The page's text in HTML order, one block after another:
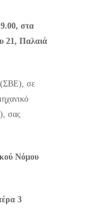
στα
21, Παλαιά
(ΣΒΕ), σε
σας
Νόμου
3